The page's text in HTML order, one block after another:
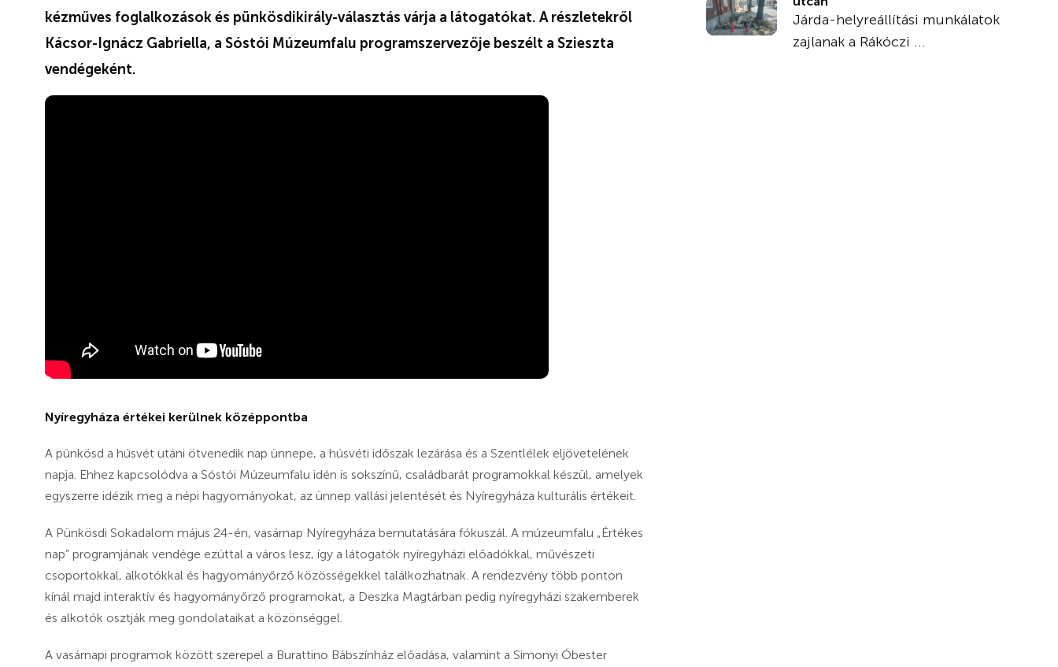
kézműves foglalkozások és pünkösdikirály-választás várja a látogatókat. A részletekről
Kácsor-Ignácz Gabriella, a Sóstói Múzeumfalu programszervezője beszélt a Szieszta
vendégeként.
Nyíregyháza értékei kerülnek középpontba
A pünkösd a húsvét utáni ötvenedik nap ünnepe, a húsvéti időszak lezárása és a Szentlélek eljövetelének
napja. Ehhez kapcsolódva a Sóstói Múzeumfalu idén is sokszínű, családbarát programokkal készül, amelyek
egyszerre idézik meg a népi hagyományokat, az ünnep vallási jelentését és Nyíregyháza kulturális értékeit.
A Pünkösdi Sokadalom május 24-én, vasárnap Nyíregyháza bemutatására fókuszál. A múzeumfalu „Értékes
nap” programjának vendége ezúttal a város lesz, így a látogatók nyíregyházi előadókkal, művészeti
csoportokkal, alkotókkal és hagyományőrző közösségekkel találkozhatnak. A rendezvény több ponton
kínál majd interaktív és hagyományőrző programokat, a Deszka Magtárban pedig nyíregyházi szakemberek
és alkotók osztják meg gondolataikat a közönséggel.
A vasárnapi programok között szerepel a Burattino Bábszínház előadása, valamint a Simonyi Óbester
Járda-helyreállítási munkálatok
zajlanak a Rákóczi ...